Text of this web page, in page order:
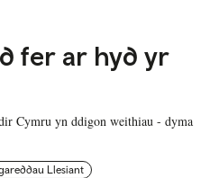
fer ar hyd yr
Cymru yn ddigon weithiau - dyma
Llesiant